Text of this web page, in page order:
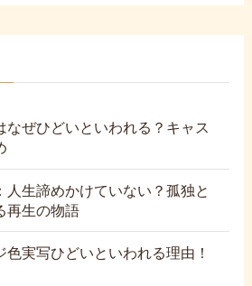
なぜひどいといわれる？キャス
人生諦めかけていない？孤独と
再生の物語
実写ひどいといわれる理由！